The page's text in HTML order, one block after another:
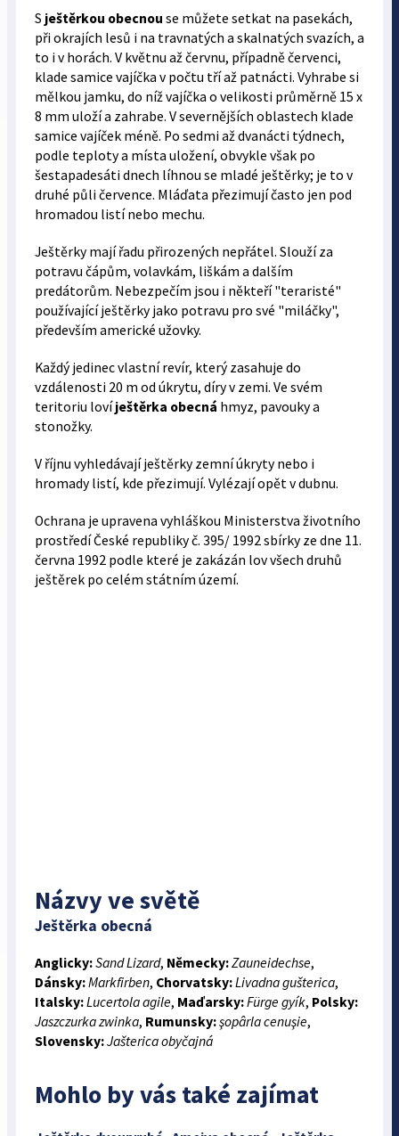
S ještěrkou obecnou se můžete setkat na pasekách,
při okrajích lesů i na travnatých a skalnatých svazích, a
to i v horách. V květnu až červnu, případně červenci,
klade samice vajíčka v počtu tří až patnácti. Vyhrabe si
mělkou jamku, do níž vajíčka o velikosti průměrně 15 x
8 mm uloží a zahrabe. V severnějších oblastech klade
samice vajíček méně. Po sedmi až dvanácti týdnech,
podle teploty a místa uložení, obvykle však po
šestapadesáti dnech líhnou se mladé ještěrky; je to v
druhé půli července. Mláďata přezimují často jen pod
hromadou listí nebo mechu.
Ještěrky mají řadu přirozených nepřátel. Slouží za
potravu čápům, volavkám, liškám a dalším
predátorům. Nebezpečím jsou i někteří "teraristé"
používající ještěrky jako potravu pro své "miláčky",
především americké užovky.
Každý jedinec vlastní revír, který zasahuje do
vzdálenosti 20 m od úkrytu, díry v zemi. Ve svém
teritoriu lovíještěrka obecná hmyz, pavouky a
stonožky.
V říjnu vyhledávají ještěrky zemní úkryty nebo i
hromady listí, kde přezimují. Vylézají opět v dubnu.
Ochrana je upravena vyhláškou Ministerstva životního
prostředí České republiky č. 395/ 1992 sbírky ze dne 11.
června 1992 podle které je zakázán lov všech druhů
ještěrek po celém státním území.
Názvy ve světě
Ještěrka obecná
Anglicky:Sand Lizard, Německy:Zauneidechse,
Dánsky:Markfirben, Chorvatsky:Livadna gušterica,
Italsky:Lucertola agile, Maďarsky:Fürge gyík, Polsky:
Jaszczurka zwinka, Rumunsky:şopârla cenuşie,
Slovensky:Jašterica obyčajná
Mohlo by vás také zajímat